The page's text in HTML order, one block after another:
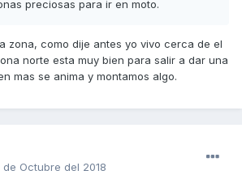
preciosas para ir en moto.
zona, como dije antes yo vivo cerca de el
norte esta muy bien para salir a dar una
mas se anima y montamos algo.
de Octubre del 2018